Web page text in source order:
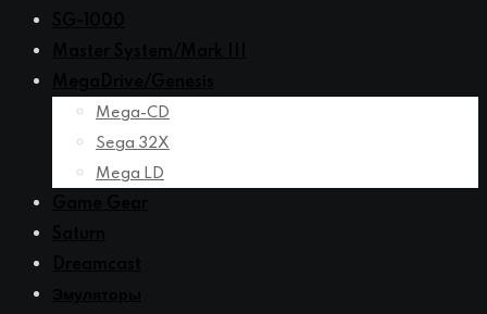
Mega-CD
Sega 32X
Mega LD